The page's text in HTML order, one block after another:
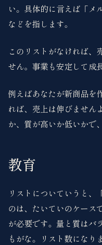
い。具体的に言えば「メ
などを指します。
このリストがなければ、
せん。事業も安定して成
例えばあなたが新商品を
れば、売上は伸びません
か、質が高いか低いかで
教育
リストについていうと、
のは、たいていのケース
が必要です。量と質はバ
もがな。リスト数になり